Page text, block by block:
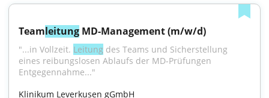
Teamleitung MD-Management (m/w/d)
"...in Vollzeit. Leitung des Teams und Sicherstellung
eines reibungslosen Ablaufs der MD-Prüfungen
Entgegennahme..."
Klinikum Leverkusen gGmbH